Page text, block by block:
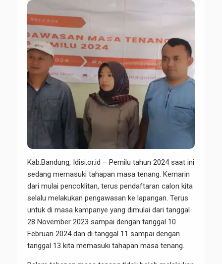
Kab.Bandung, Idisi.or.id – Pemilu tahun 2024 saat ini
sedang memasuki tahapan masa tenang. Kemarin
dari mulai pencoklitan, terus pendaftaran calon kita
selalu melakukan pengawasan ke lapangan. Terus
untuk di masa kampanye yang dimulai dari tanggal
28 November 2023 sampai dengan tanggal 10
Februari 2024 dan di tanggal 11 sampai dengan
tanggal 13 kita memasuki tahapan masa tenang.